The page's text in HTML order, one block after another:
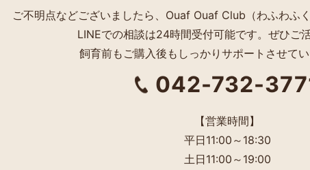
ご不明点などございましたら、Ouaf Ouaf Club（わふわふ
LINEでの相談は24時間受付可能です。ぜひご
飼育前もご購入後もしっかりサポートさせてい
042-732-
【営業時間】
平日11:00～18:30
土日11:00～19:00